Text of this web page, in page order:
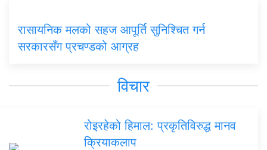
रासायनिक मलको सहज आपूर्ति सुनिश्चित गर्न
सरकारसँग प्रचण्डको आग्रह
विचार
रोइरहेको हिमाल: प्रकृतिविरुद्ध मानव
क्रियाकलाप